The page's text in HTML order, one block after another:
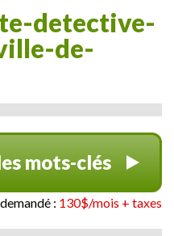
de-
mots-clés
: 130$/mois + taxes